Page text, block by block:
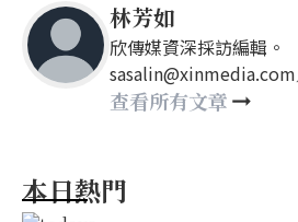
林芳如
欣傳媒資深採訪編輯。
happy21917@gmail.com
查看所有文章
本日熱門